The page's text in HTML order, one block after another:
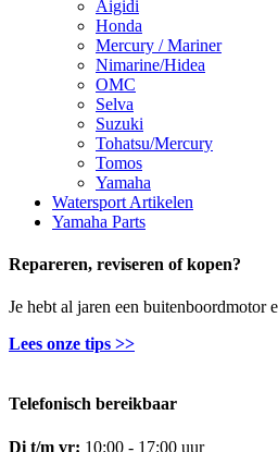
Aigidi
Honda
Mercury / Mariner
Nimarine/Hidea
OMC
Selva
Suzuki
Tohatsu/Mercury
Tomos
Yamaha
Watersport Artikelen
Yamaha Parts
Repareren, reviseren of kopen?
Je hebt al jaren een buitenboordmotor
Lees onze tips >>
Telefonisch bereikbaar
Di t/m vr: 10:00 - 17:00 uur